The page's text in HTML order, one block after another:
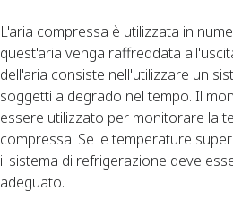
L'aria compressa è utilizzata in
quest'aria venga raffreddata
dell'aria consiste nell'utilizzare un
soggetti a degrado nel tempo. Il
essere utilizzato per monitorare la
compressa. Se le temperature
il sistema di refrigerazione deve
adeguato.